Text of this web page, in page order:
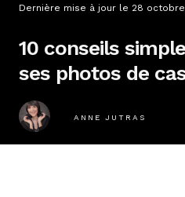
Dernière mise à jour le 28
10 conseils
ses photos de
ANNE JUTRAS